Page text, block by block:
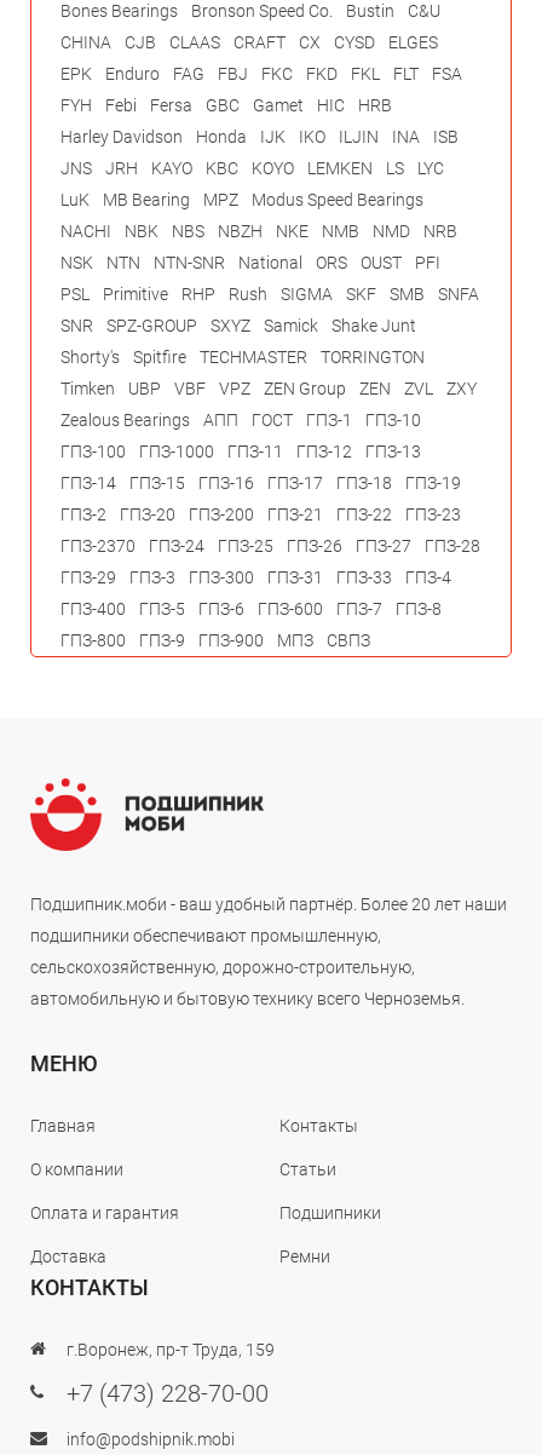
Bones Bearings
Bronson Speed Co. Bustin
C&U
CHINA
CJB CLAAS CRAFT CX CYSD
ELGES
EPK
Enduro FAG FBJ FKC FKD FKL FLT
FSA
FYH
Febi Fersa GBC Gamet HIC
HRB
Harley Davidson
Honda IJK IKO ILJIN INA
ISB
JNS
JRH KAYO KBC KOYO LEMKEN LS
LYC
LuK
MB Bearing MPZ
Modus Speed Bearings
NACHI
NBK NBS NBZH NKE NMB NMD
NRB
NSK
NTN NTN-SNR National ORS OUST
PFI
PSL
Primitive RHP Rush SIGMA SKF SMB
SNFA
SNR
SPZ-GROUP SXYZ Samick
Shake Junt
Shorty's
Spitfire TECHMASTER
TORRINGTON
Timken
UBP VBF VPZ ZEN Group ZEN ZVL
ZXY
Zealous Bearings
АПП ГОСТ ГПЗ-1
ГПЗ-10
ГПЗ-100
ГПЗ-1000 ГПЗ-11 ГПЗ-12
ГПЗ-13
ГПЗ-14
ГПЗ-15 ГПЗ-16 ГПЗ-17 ГПЗ-18
ГПЗ-19
ГПЗ-2
ГПЗ-20 ГПЗ-200 ГПЗ-21 ГПЗ-22
ГПЗ-23
ГПЗ-2370
ГПЗ-24 ГПЗ-25 ГПЗ-26 ГПЗ-27
ГПЗ-28
ГПЗ-29
ГПЗ-3 ГПЗ-300 ГПЗ-31 ГПЗ-33
ГПЗ-4
ГПЗ-400
ГПЗ-5 ГПЗ-6 ГПЗ-600 ГПЗ-7
ГПЗ-8
ГПЗ-800
ГПЗ-9 ГПЗ-900 МПЗ СВПЗ
Подшипник.моби - ваш удобный партнёр. Более 20 лет наши
подшипники обеспечивают промышленную,
сельскохозяйственную, дорожно-строительную,
автомобильную и бытовую технику всего Черноземья.
МЕНЮ
Главная
О компании
Оплата и гарантия
Доставка
Контакты
Статьи
Подшипники
Ремни
КОНТАКТЫ
г.Воронеж, пр-т Труда, 159
+7 (473) 228-70-00
info@podshipnik.mobi